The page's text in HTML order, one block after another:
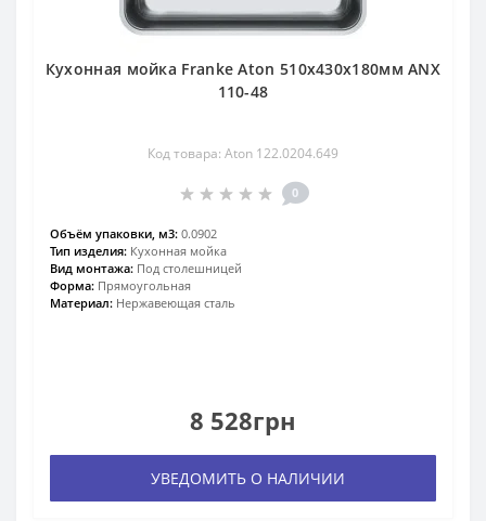
Кухонная мойка Franke Aton 510х430х180мм ANX
110-48
Код товара: Aton 122.0204.649
0
Объём упаковки, м3: 0.0902
Тип изделия: Кухонная мойка
Вид монтажа: Под столешницей
Форма: Прямоугольная
Материал: Нержавеющая сталь
8 528грн
УВЕДОМИТЬ О НАЛИЧИИ